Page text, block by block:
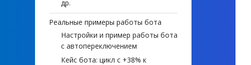
др.
Реальные примеры работы бота
Настройки и пример работы бота
с автопереключением
Кейс бота: цикл с +38% к